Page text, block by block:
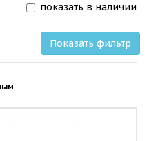
показать в наличии
Показать фильтр